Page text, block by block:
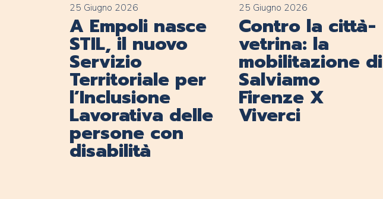
25 Giugno 2026
A Empoli nasce
STIL, il nuovo
Servizio
Territoriale per
l’Inclusione
Lavorativa delle
persone con
disabilità
25 Giugno 2026
Contro la città-
vetrina: la
mobilitazione di
Salviamo
Firenze X
Viverci